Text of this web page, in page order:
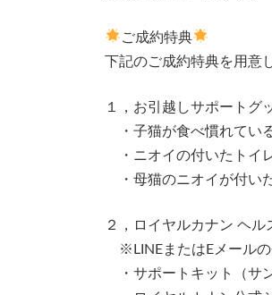
ご成約特典
下記のご成約特典を用意
１，お引越しサポートグ
・子猫が食べ慣れてい
・ニオイの付いたトイ
・母猫のニオイが付い
２，ロイヤルカナン ヘ
※LINEまたはEメールの
・サポートキット（サ